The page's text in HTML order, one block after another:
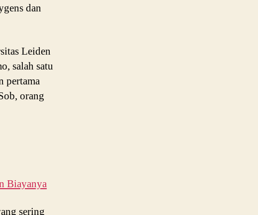
dan
Leiden
salah satu
pertama
orang
Biayanya
sering